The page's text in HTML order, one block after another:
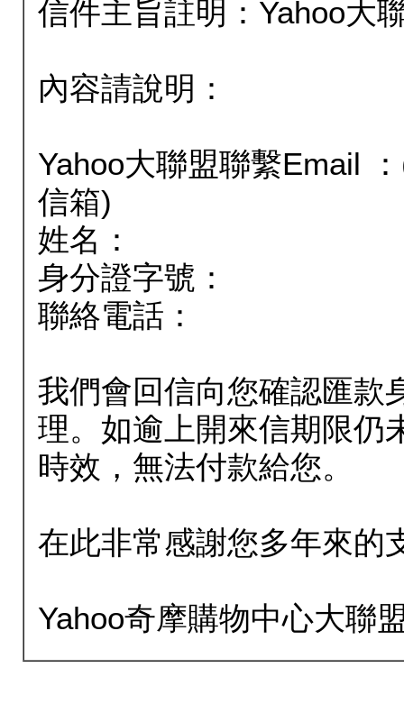
信件主旨註明：Yahoo大
內容請說明：
Yahoo大聯盟聯繫Email
信箱)
姓名：
身分證字號：
聯絡電話：
我們會回信向您確認匯款
理。如逾上開來信期限仍
時效，無法付款給您。
在此非常感謝您多年來的
Yahoo奇摩購物中心大